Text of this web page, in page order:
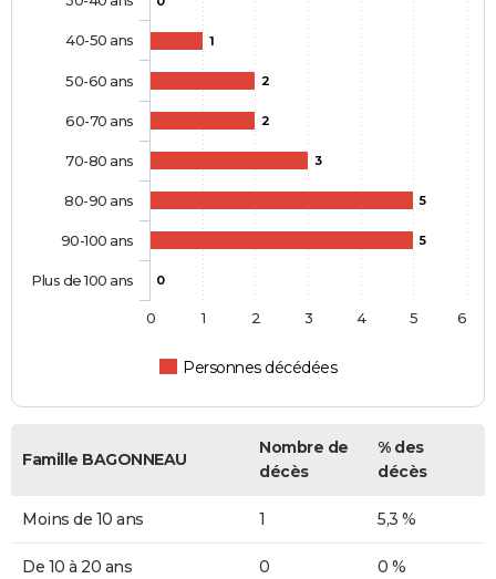
1
2
2
3
5
5
0
Personnes décédées
40-50 ans
50-60 ans
60-70 ans
70-80 ans
80-90 ans
90-100 ans
Plus de 100 ans
0 1 2 3 4 5 6
Famille BAGONNEAU
Nombre de
décès
% des
décès
Moins de 10 ans 1 5,3 %
De 10 à 20 ans 0 0 %